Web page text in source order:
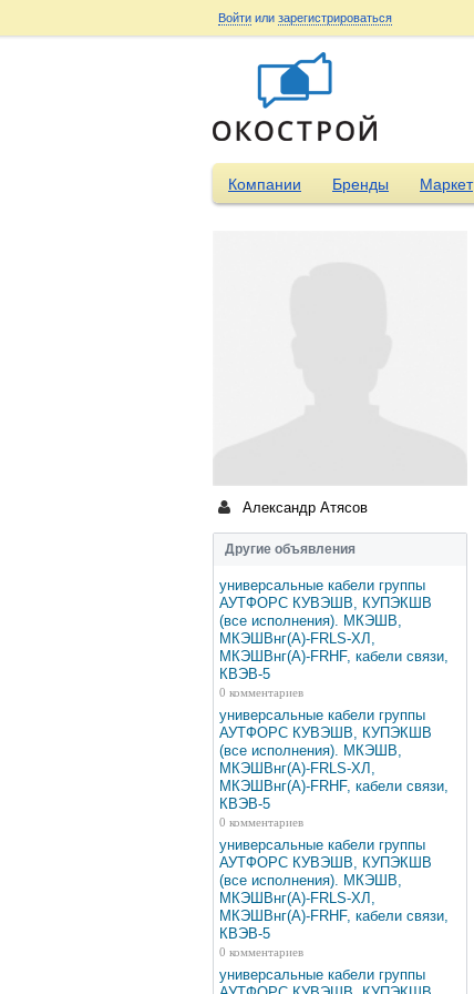
Войти или зарегистрироваться
Компании Бренды Маркет
Александр Атясов
Другие объявления
универсальные кабели группы
АУТФОРС КУВЭШВ, КУПЭКШВ
(все исполнения). МКЭШВ,
МКЭШВнг(А)-FRLS-ХЛ,
МКЭШВнг(А)-FRHF, кабели связи,
КВЭВ-5
0 комментариев
универсальные кабели группы
АУТФОРС КУВЭШВ, КУПЭКШВ
(все исполнения). МКЭШВ,
МКЭШВнг(А)-FRLS-ХЛ,
МКЭШВнг(А)-FRHF, кабели связи,
КВЭВ-5
0 комментариев
универсальные кабели группы
АУТФОРС КУВЭШВ, КУПЭКШВ
(все исполнения). МКЭШВ,
МКЭШВнг(А)-FRLS-ХЛ,
МКЭШВнг(А)-FRHF, кабели связи,
КВЭВ-5
0 комментариев
универсальные кабели группы